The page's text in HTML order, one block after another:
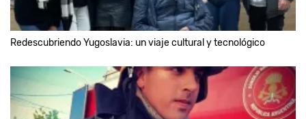
Redescubriendo Yugoslavia: un viaje cultural y tecnológico